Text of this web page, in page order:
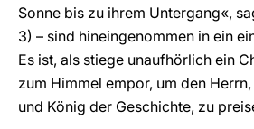
Sonne bis zu ihrem Untergang«,
3) – sind hineingenommen in ein
Es ist, als stiege unaufhörlich ein
zum Himmel empor, um den
und König der Geschichte, zu